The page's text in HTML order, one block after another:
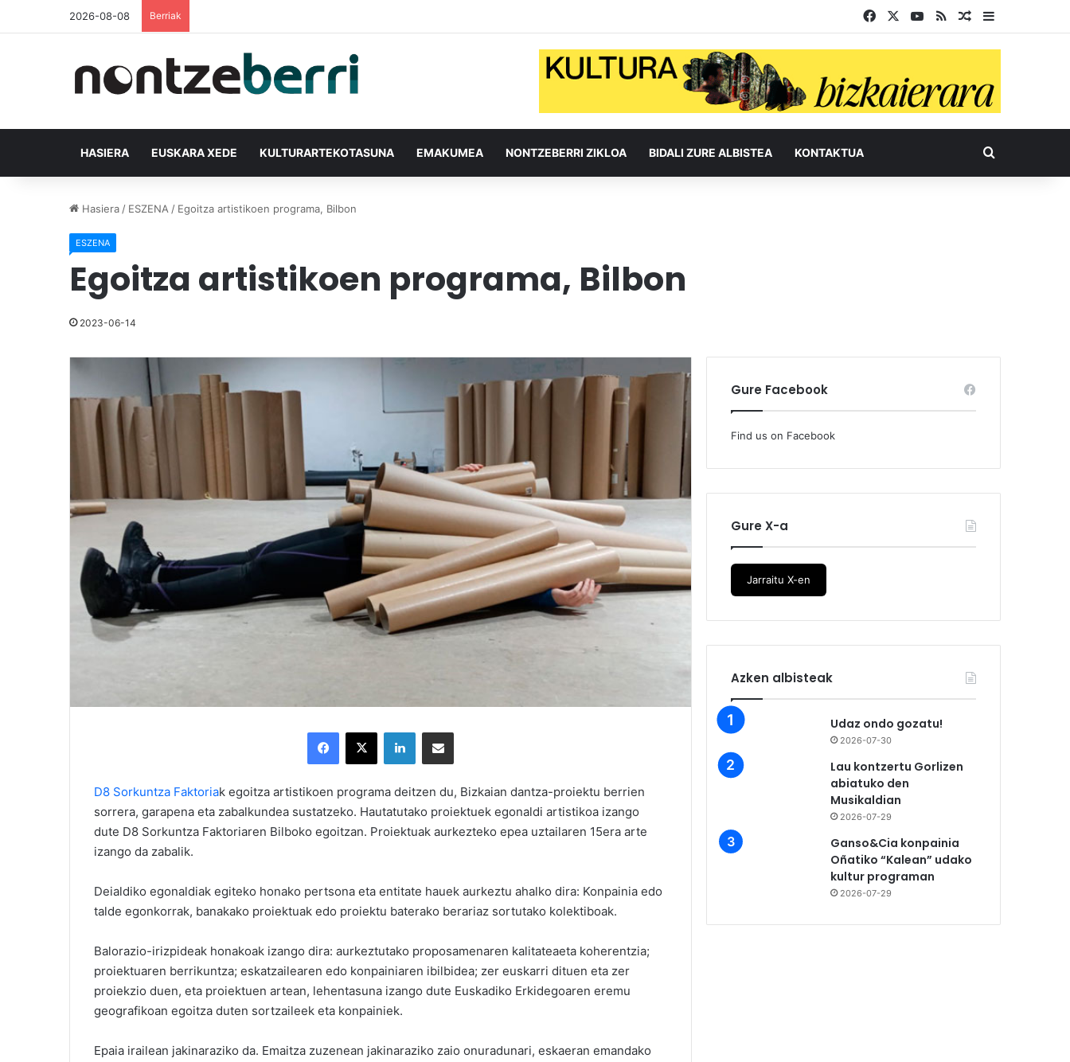
2026-08-08 Berriak Facebook YouTube
RSS Ausazko
HASIERA EUSKARA XEDE KULTURARTEKOTASUNA EMAKUMEA NONTZEBERRI ZIKLOA BIDALI ZURE ALBISTEA KONTAKTUA Bilatu
Hasiera / ESZENA / Egoitza artistikoen programa, Bilbon
ESZENA
Egoitza artistikoen programa, Bilbon
2023-06-14
D8 Sorkuntza Faktoriak egoitza artistikoen programa deitzen du, Bizkaian dantza-proiektu berrien
sorrera, garapena eta zabalkundea sustatzeko. Hautatutako proiektuek egonaldi artistikoa izango
dute D8 Sorkuntza Faktoriaren Bilboko egoitzan. Proiektuak aurkezteko epea uztailaren 15era arte
izango da zabalik.
Deialdiko egonaldiak egiteko honako pertsona eta entitate hauek aurkeztu ahalko dira: Konpainia edo
talde egonkorrak, banakako proiektuak edo proiektu baterako berariaz sortutako kolektiboak.
Balorazio-irizpideak honakoak izango dira: aurkeztutako proposamenaren kalitateaeta koherentzia;
proiektuaren berrikuntza; eskatzailearen edo konpainiaren ibilbidea; zer euskarri dituen eta zer
proiekzio duen, eta proiektuen artean, lehentasuna izango dute Euskadiko Erkidegoaren eremu
geografikoan egoitza duten sortzaileek eta konpainiek.
Epaia irailean jakinaraziko da. Emaitza zuzenean jakinaraziko zaio onuradunari, eskaeran emandako
Gure Facebook
Find us on Facebook
Gure X-a
Jarraitu X-en
Azken albisteak
Udaz ondo gozatu!
2026-07-30
Lau kontzertu Gorlizen
abiatuko den
Musikaldian
2026-07-29
Ganso&Cia konpainia
Oñatiko “Kalean” udako
kultur programan
2026-07-29